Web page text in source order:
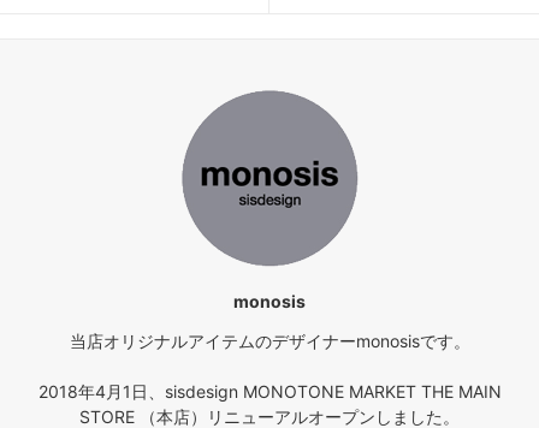
monosis
当店オリジナルアイテムのデザイナーmonosisです。
2018年4月1日、sisdesign MONOTONE MARKET THE MAIN
STORE （本店）リニューアルオープンしました。